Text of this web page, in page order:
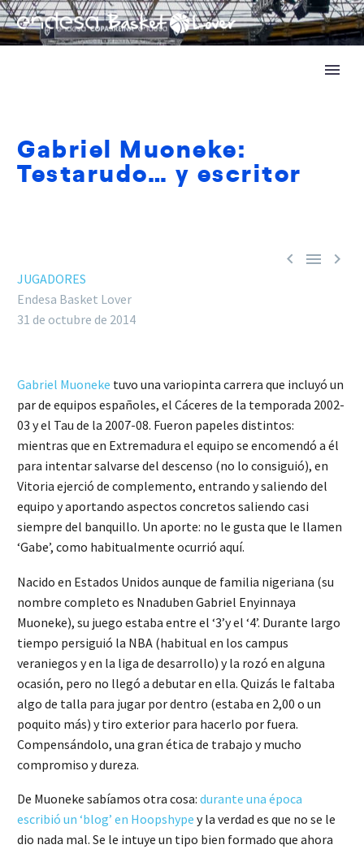
Gabriel Muoneke:
Testarudo… y escritor
  
JUGADORES
Endesa Basket Lover
31 de octubre de 2014
Gabriel Muoneke tuvo una variopinta carrera que incluyó un
par de equipos españoles, el Cáceres de la temporada 2002-
03 y el Tau de la 2007-08. Fueron papeles distintos:
mientras que en Extremadura el equipo se encomendó a él
para intentar salvarse del descenso (no lo consiguió), en
Vitoria ejerció de complemento, entrando y saliendo del
equipo y aportando aspectos concretos saliendo casi
siempre del banquillo. Un aporte: no le gusta que le llamen
‘Gabe’, como habitualmente ocurrió aquí.
Nacido en Estados Unidos aunque de familia nigeriana (su
nombre completo es Nnaduben Gabriel Enyinnaya
Muoneke), su juego estaba entre el ‘3’y el ‘4’. Durante largo
tiempo persiguió la NBA (habitual en los campus
veraniegos y en la liga de desarrollo) y la rozó en alguna
ocasión, pero no llegó a debutar en ella. Quizás le faltaba
algo de talla para jugar por dentro (estaba en 2,00 o un
poquito más) y tiro exterior para hacerlo por fuera.
Compensándolo, una gran ética de trabajo y mucho
compromiso y dureza.
De Muoneke sabíamos otra cosa: durante una época
escribió un ‘blog’ en Hoopshype y la verdad es que no se le
dio nada mal. Se le intuye un tipo bien formado que ahora